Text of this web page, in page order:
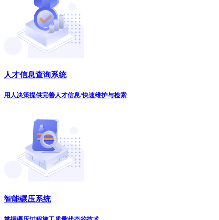
人才信息查询系统
用人决策提供完善人才信息/快速维护与检索
智能碾压系统